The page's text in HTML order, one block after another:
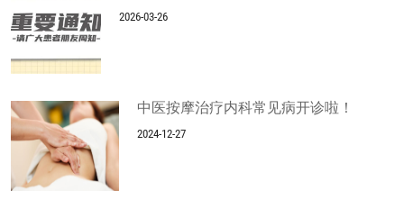
2026-03-26
中医按摩治疗内科常见病开诊啦！
2024-12-27